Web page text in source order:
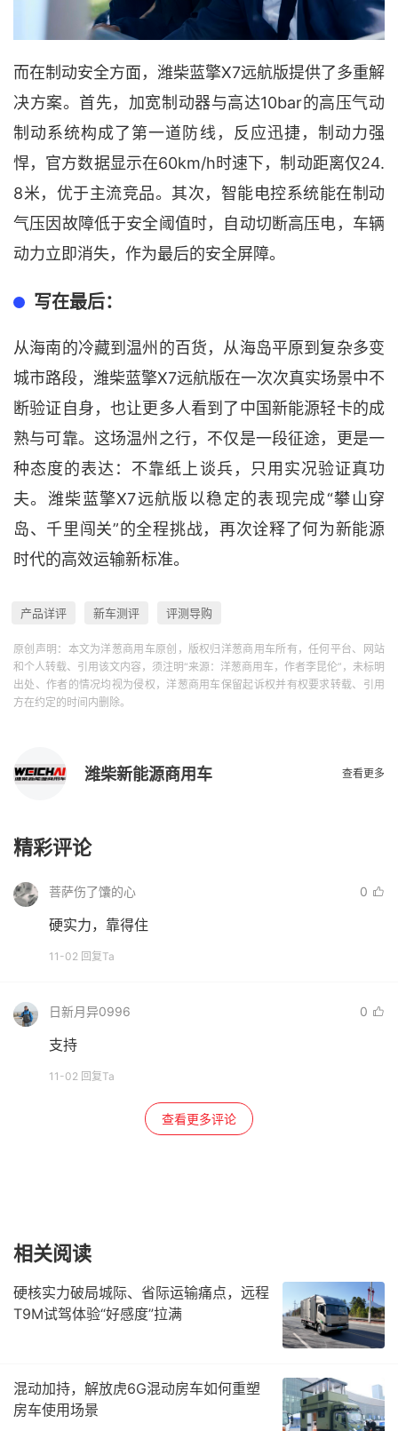
而在制动安全方面，潍柴蓝擎X7远航版提供了多重解
决方案。首先，加宽制动器与高达10bar的高压气动
制动系统构成了第一道防线，反应迅捷，制动力强
悍，官方数据显示在60km/h时速下，制动距离仅24.
8米，优于主流竞品。其次，智能电控系统能在制动
气压因故障低于安全阈值时，自动切断高压电，车辆
动力立即消失，作为最后的安全屏障。
写在最后：
从海南的冷藏到温州的百货，从海岛平原到复杂多变
城市路段，潍柴蓝擎X7远航版在一次次真实场景中不
断验证自身，也让更多人看到了中国新能源轻卡的成
熟与可靠。这场温州之行，不仅是一段征途，更是一
种态度的表达：不靠纸上谈兵，只用实况验证真功
夫。潍柴蓝擎X7远航版以稳定的表现完成“攀山穿
岛、千里闯关”的全程挑战，再次诠释了何为新能源
时代的高效运输新标准。
产品详评 新车测评 评测导购
原创声明：本文为洋葱商用车原创，版权归洋葱商用车所有，任何平台、网站
和个人转载、引用该文内容，须注明“来源：洋葱商用车，作者李昆伦”，未标明
出处、作者的情况均视为侵权，洋葱商用车保留起诉权并有权要求转载、引用
方在约定的时间内删除。
潍柴新能源商用车 查看更多
精彩评论
菩萨伤了馕的心 0
硬实力，靠得住
11-02 回复Ta
日新月异0996 0
支持
11-02 回复Ta
查看更多评论
相关阅读
硬核实力破局城际、省际运输痛点，远程
T9M试驾体验“好感度”拉满
混动加持，解放虎6G混动房车如何重塑
房车使用场景